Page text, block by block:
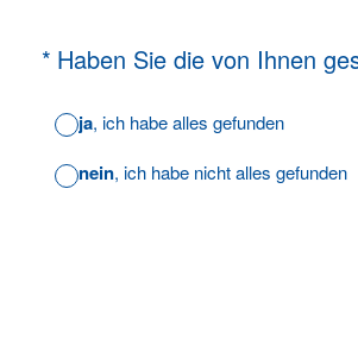
* Haben Sie die von Ihnen
(Erforderlich.)
ja, ich habe alles gefunden
nein, ich habe nicht alles gefunden